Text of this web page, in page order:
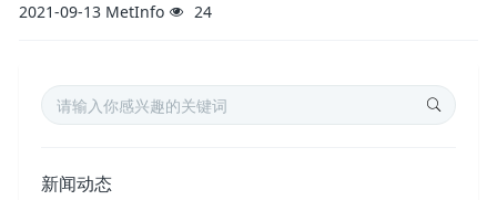
2021-09-13 MetInfo 24
新闻动态